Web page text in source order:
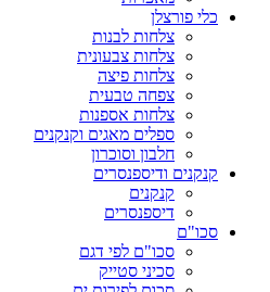
כלי פורצלן
צלחות לבנות
צלחות צבעונית
צלחות פיצה
צפחה טבעית
צלחות אספנות
ספלים מאגים וקנקנים
חלבון וסוכרון
קנקנים ודיספנסרים
קנקנים
דיספנסרים
סכו"ם
סכו"ם לפי דגם
סכיני סטייק